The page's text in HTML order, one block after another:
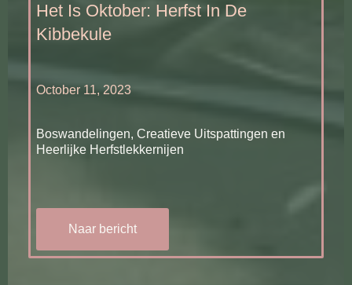
Het Is Oktober: Herfst In De
Kibbekule
October 11, 2023
Boswandelingen, Creatieve Uitspattingen en
Heerlijke Herfstlekkernijen
Naar bericht